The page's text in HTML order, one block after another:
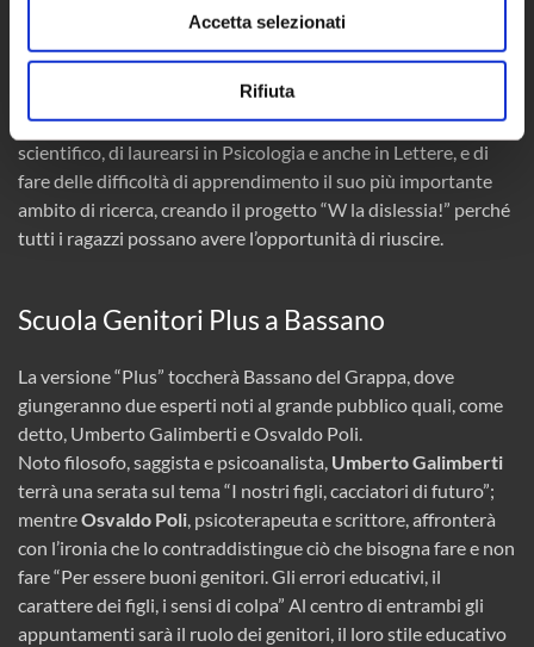
Accetta selezionati
Rifiuta
nasce molti anni fa, grazie a una frase che la colpì molto: “Il
scolastica: è il caso che tu faccia un istituto professionale,
perché non sei assolutamente in grado di continuare gli
studi”. Per questo motivo ha deciso di iscriversi al liceo
scientifico, di laurearsi in Psicologia e anche in Lettere, e di
fare delle difficoltà di apprendimento il suo più importante
ambito di ricerca, creando il progetto “W la dislessia!” perché
tutti i ragazzi possano avere l’opportunità di riuscire.
Scuola Genitori Plus a Bassano
La versione “Plus” toccherà Bassano del Grappa, dove
giungeranno due esperti noti al grande pubblico quali, come
detto, Umberto Galimberti e Osvaldo Poli.
Noto filosofo, saggista e psicoanalista, Umberto Galimberti
terrà una serata sul tema “I nostri figli, cacciatori di futuro”;
mentreOsvaldo Poli, psicoterapeuta e scrittore, affronterà
con l’ironia che lo contraddistingue ciò che bisogna fare e non
fare “Per essere buoni genitori. Gli errori educativi, il
carattere dei figli, i sensi di colpa” Al centro di entrambi gli
appuntamenti sarà il ruolo dei genitori, il loro stile educativo